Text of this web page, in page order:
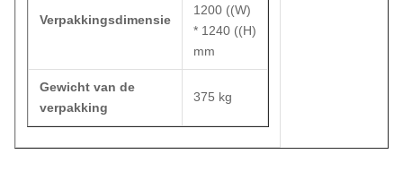
Verpakkingsdimensie
1200 ((W)
* 1240 ((H)
mm
Gewicht van de
verpakking
375 kg